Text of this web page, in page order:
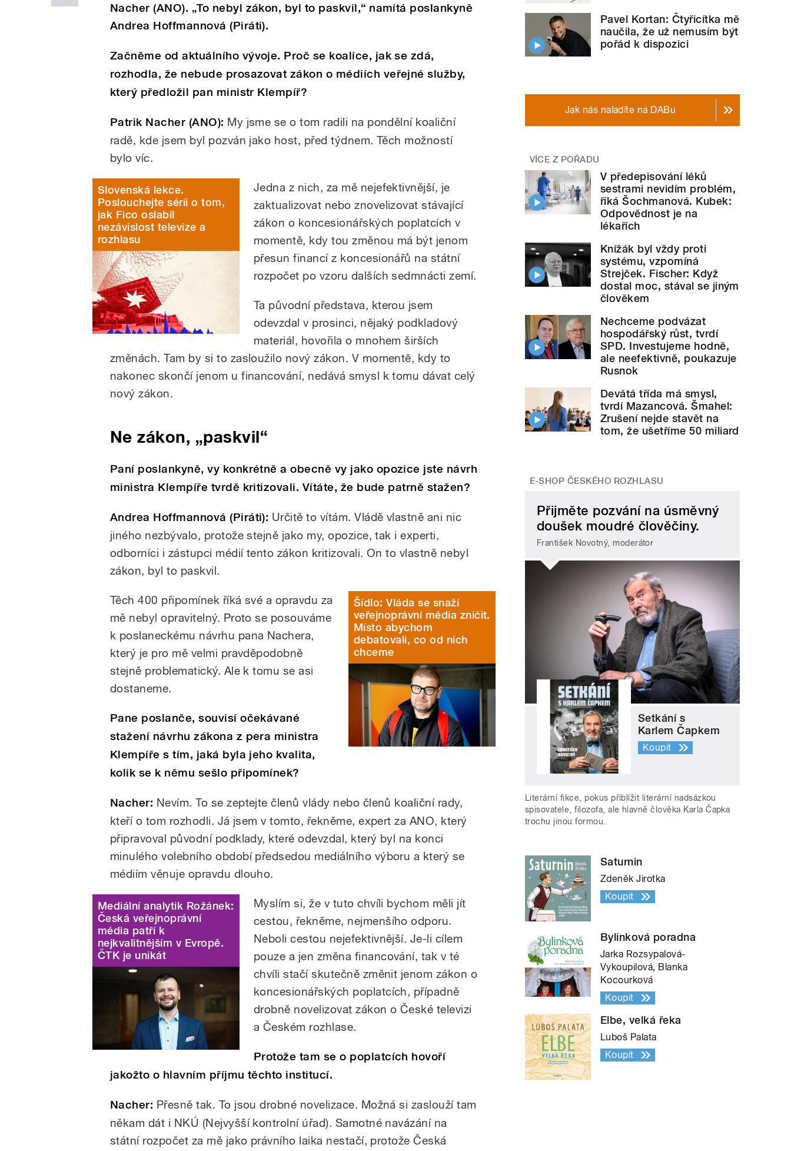
Nacher (ANO). „To nebyl zákon, byl to paskvil,“ namítá poslankyně
Andrea Hoffmannová (Piráti).
Začněme od aktuálního vývoje. Proč se koalice, jak se zdá,
rozhodla, že nebude prosazovat zákon o médiích veřejné služby,
který předložil pan ministr Klempíř?
Patrik Nacher (ANO): My jsme se o tom radili na pondělní koaliční
radě, kde jsem byl pozván jako host, před týdnem. Těch možností
bylo víc.
Slovenská lekce.
Poslouchejte sérii o tom,
jak Fico oslabil
nezávislost televize a
rozhlasu
Jedna z nich, za mě nejefektivnější, je
zaktualizovat nebo znovelizovat stávající
zákon o koncesionářských poplatcích v
momentě, kdy tou změnou má být jenom
přesun financí z koncesionářů na státní
rozpočet po vzoru dalších sedmnácti zemí.
Ta původní představa, kterou jsem
odevzdal v prosinci, nějaký podkladový
materiál, hovořila o mnohem širších
změnách. Tam by si to zasloužilo nový zákon. V momentě, kdy to
nakonec skončí jenom u financování, nedává smysl k tomu dávat celý
nový zákon.
Ne zákon, „paskvil“
Paní poslankyně, vy konkrétně a obecně vy jako opozice jste návrh
ministra Klempíře tvrdě kritizovali. Vítáte, že bude patrně stažen?
Andrea Hoffmannová (Piráti): Určitě to vítám. Vládě vlastně ani nic
jiného nezbývalo, protože stejně jako my, opozice, tak i experti,
odborníci i zástupci médií tento zákon kritizovali. On to vlastně nebyl
zákon, byl to paskvil.
Šídlo: Vláda se snaží
veřejnoprávní média zničit.
Místo abychom
debatovali, co od nich
chceme
Těch 400 připomínek říká své a opravdu za
mě nebyl opravitelný. Proto se posouváme
k poslaneckému návrhu pana Nachera,
který je pro mě velmi pravděpodobně
stejně problematický. Ale k tomu se asi
dostaneme.
Pane poslanče, souvisí očekávané
stažení návrhu zákona z pera ministra
Klempíře s tím, jaká byla jeho kvalita,
kolik se k němu sešlo připomínek?
Nacher: Nevím. To se zeptejte členů vlády nebo členů koaliční rady,
kteří o tom rozhodli. Já jsem v tomto, řekněme, expert za ANO, který
připravoval původní podklady, které odevzdal, který byl na konci
minulého volebního období předsedou mediálního výboru a který se
médiím věnuje opravdu dlouho.
Mediální analytik Rožánek:
Česká veřejnoprávní
média patří k
nejkvalitnějším v Evropě.
ČTK je unikát
Myslím si, že v tuto chvíli bychom měli jít
cestou, řekněme, nejmenšího odporu.
Neboli cestou nejefektivnější. Je-li cílem
pouze a jen změna financování, tak v té
chvíli stačí skutečně změnit jenom zákon o
koncesionářských poplatcích, případně
drobně novelizovat zákon o České televizi
a Českém rozhlase.
Protože tam se o poplatcích hovoří
jakožto o hlavním příjmu těchto institucí.
Nacher: Přesně tak. To jsou drobné novelizace. Možná si zaslouží tam
někam dát i NKÚ (Nejvyšší kontrolní úřad). Samotné navázání na
státní rozpočet za mě jako právního laika nestačí, protože Česká
Pavel Kortan: Čtyřicítka mě
naučila, že už nemusím být
pořád k dispozici
Jak nás naladíte na DABu
VÍCE Z POŘADU
V předepisování léků
sestrami nevidím problém,
říká Šochmanová. Kubek:
Odpovědnost je na
lékařích
Knížák byl vždy proti
systému, vzpomíná
Strejček. Fischer: Když
dostal moc, stával se jiným
člověkem
Nechceme podvázat
hospodářský růst, tvrdí
SPD. Investujeme hodně,
ale neefektivně, poukazuje
Rusnok
Devátá třída má smysl,
tvrdí Mazancová. Šmahel:
Zrušení nejde stavět na
tom, že ušetříme 50 miliard
E-SHOP ČESKÉHO ROZHLASU
Přijměte pozvání na úsměvný
doušek moudré člověčiny.
František Novotný, moderátor
Setkání s
Karlem Čapkem
Koupit
Literární fikce, pokus přiblížit literární nadsázkou
spisovatele, filozofa, ale hlavně člověka Karla Čapka
trochu jinou formou.
Saturnin
Zdeněk Jirotka
Koupit
Bylinková poradna
Jarka Rozsypalová-
Vykoupilová, Blanka
Kocourková
Koupit
Elbe, velká řeka
Luboš Palata
Koupit